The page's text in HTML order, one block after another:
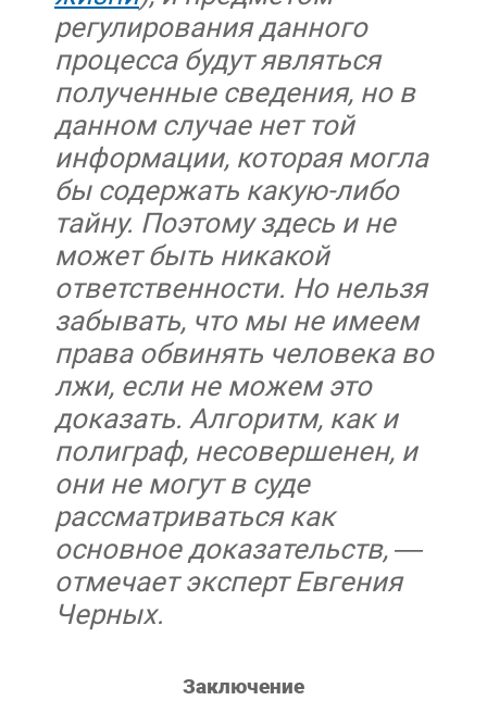
регулирования данного
процесса будут являться
полученные сведения, но в
данном случае нет той
информации, которая могла
бы содержать какую-либо
тайну. Поэтому здесь и не
может быть никакой
ответственности. Но нельзя
забывать, что мы не имеем
права обвинять человека во
лжи, если не можем это
доказать. Алгоритм, как и
полиграф, несовершенен, и
они не могут в суде
рассматриваться как
основное доказательств, —
отмечает эксперт Евгения
Черных.
Заключение